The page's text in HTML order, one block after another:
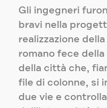
Gli ingegneri
bravi nella
realizzazione
romano fece
della città che,
file di colonne, si
due vie e